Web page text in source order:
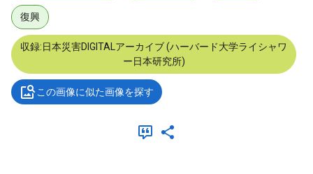
復興
収録:日本災害DIGITALアーカイブ (ハーバード大学ライシャワ
ー日本研究所)
この画像に似た画像を探す